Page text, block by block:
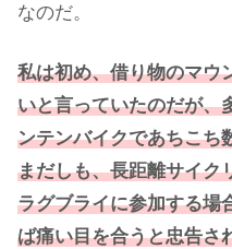
なのだ。
私は初め、借り物のマウ
いと言っていたのだが、
ンテンバイクであちこち
まだしも、長距離サイク
ラグブライに参加する場
ば痛い目を合うと忠告さ